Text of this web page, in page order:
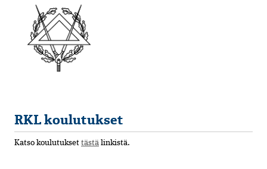
RKL koulutukset
Katso koulutukset tästä linkistä.